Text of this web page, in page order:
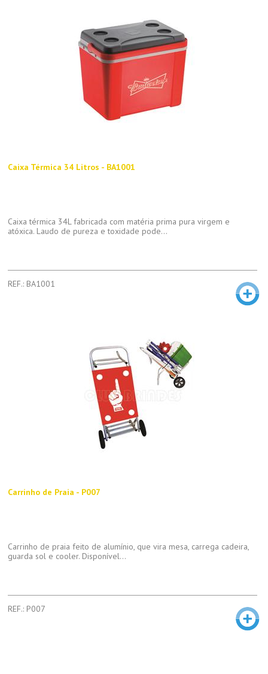
Caixa Térmica 34 Litros - BA1001
Caixa térmica 34L fabricada com matéria prima pura virgem e
atóxica. Laudo de pureza e toxidade pode...
REF.: BA1001
Carrinho de Praia - P007
Carrinho de praia feito de alumínio, que vira mesa, carrega cadeira,
guarda sol e cooler. Disponível...
REF.: P007